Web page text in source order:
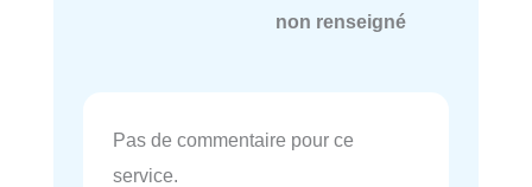
non renseigné
Pas de commentaire pour ce
service.